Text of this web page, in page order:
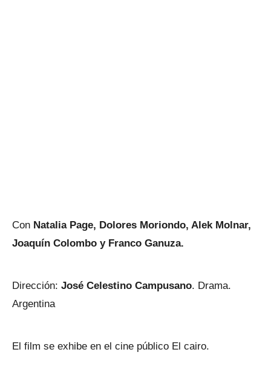
Con Natalia Page, Dolores Moriondo, Alek Molnar,
Joaquín Colombo y Franco Ganuza.
Dirección: José Celestino Campusano. Drama.
Argentina
El film se exhibe en el cine público El cairo.